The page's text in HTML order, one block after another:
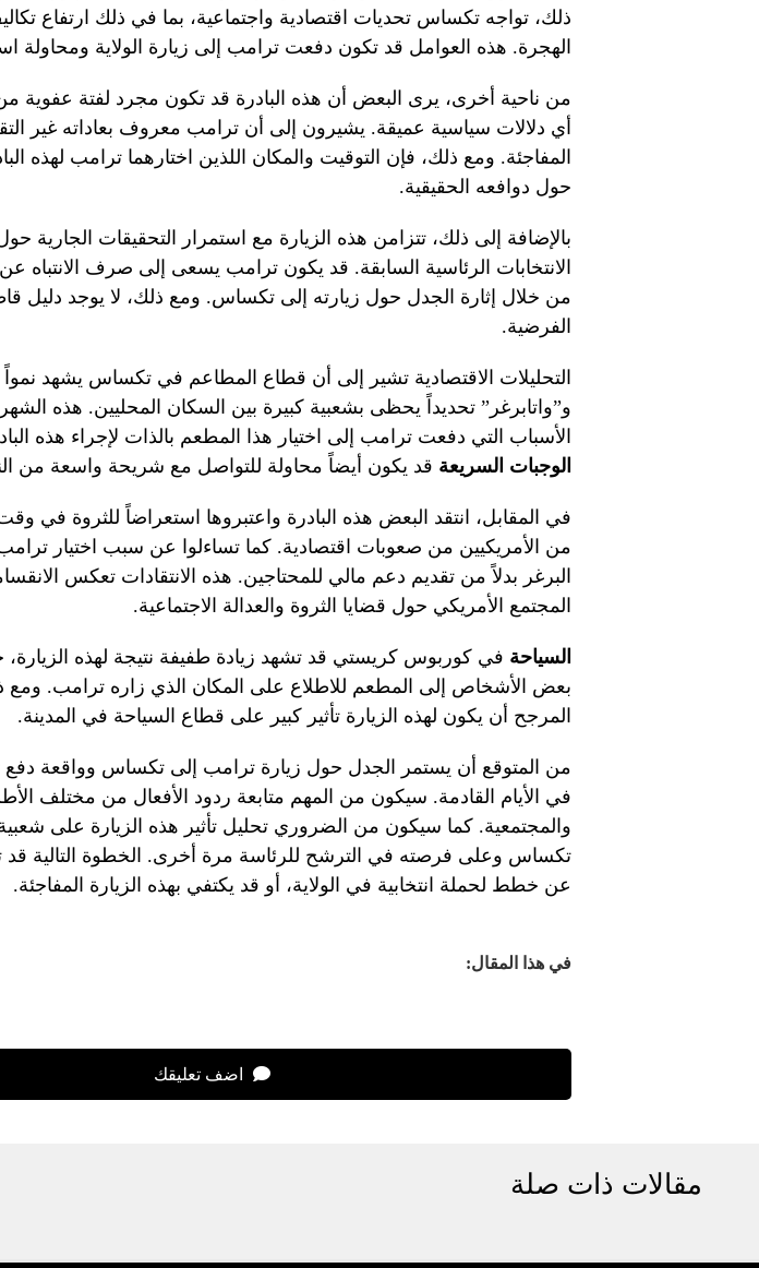
ذلك، تواجه تكساس تحديات اقتصادية واجتماعية، بما في ذلك ارتفاع
الهجرة. هذه العوامل قد تكون دفعت ترامب إلى زيارة الولاية ومحاولة
من ناحية أخرى، يرى البعض أن هذه البادرة قد تكون مجرد لفتة عفوية
أي دلالات سياسية عميقة. يشيرون إلى أن ترامب معروف بعاداته غير
المفاجئة. ومع ذلك، فإن التوقيت والمكان اللذين اختارهما ترامب لهذه
حول دوافعه الحقيقية.
بالإضافة إلى ذلك، تتزامن هذه الزيارة مع استمرار التحقيقات الجارية
الانتخابات الرئاسية السابقة. قد يكون ترامب يسعى إلى صرف الانتباه
من خلال إثارة الجدل حول زيارته إلى تكساس. ومع ذلك، لا يوجد دليل
الفرضية.
التحليلات الاقتصادية تشير إلى أن قطاع المطاعم في تكساس يشهد نمواً
و”واتابرغر” تحديداً يحظى بشعبية كبيرة بين السكان المحليين. هذه
الأسباب التي دفعت ترامب إلى اختيار هذا المطعم بالذات لإجراء هذه
الوجبات السريعة قد يكون أيضاً محاولة للتواصل مع شريحة واسعة من
في المقابل، انتقد البعض هذه البادرة واعتبروها استعراضاً للثروة في وقت
من الأمريكيين من صعوبات اقتصادية. كما تساءلوا عن سبب اختيار
البرغر بدلاً من تقديم دعم مالي للمحتاجين. هذه الانتقادات تعكس
المجتمع الأمريكي حول قضايا الثروة والعدالة الاجتماعية.
السياحة في كوربوس كريستي قد تشهد زيادة طفيفة نتيجة لهذه
بعض الأشخاص إلى المطعم للاطلاع على المكان الذي زاره ترامب. ومع
المرجح أن يكون لهذه الزيارة تأثير كبير على قطاع السياحة في المدينة.
من المتوقع أن يستمر الجدل حول زيارة ترامب إلى تكساس وواقعة دفع
في الأيام القادمة. سيكون من المهم متابعة ردود الأفعال من مختلف
والمجتمعية. كما سيكون من الضروري تحليل تأثير هذه الزيارة على
تكساس وعلى فرصته في الترشح للرئاسة مرة أخرى. الخطوة التالية قد
عن خطط لحملة انتخابية في الولاية، أو قد يكتفي بهذه الزيارة المفاجئة.
في هذا المقال:
اضف تعليقك
مقالات ذات صلة